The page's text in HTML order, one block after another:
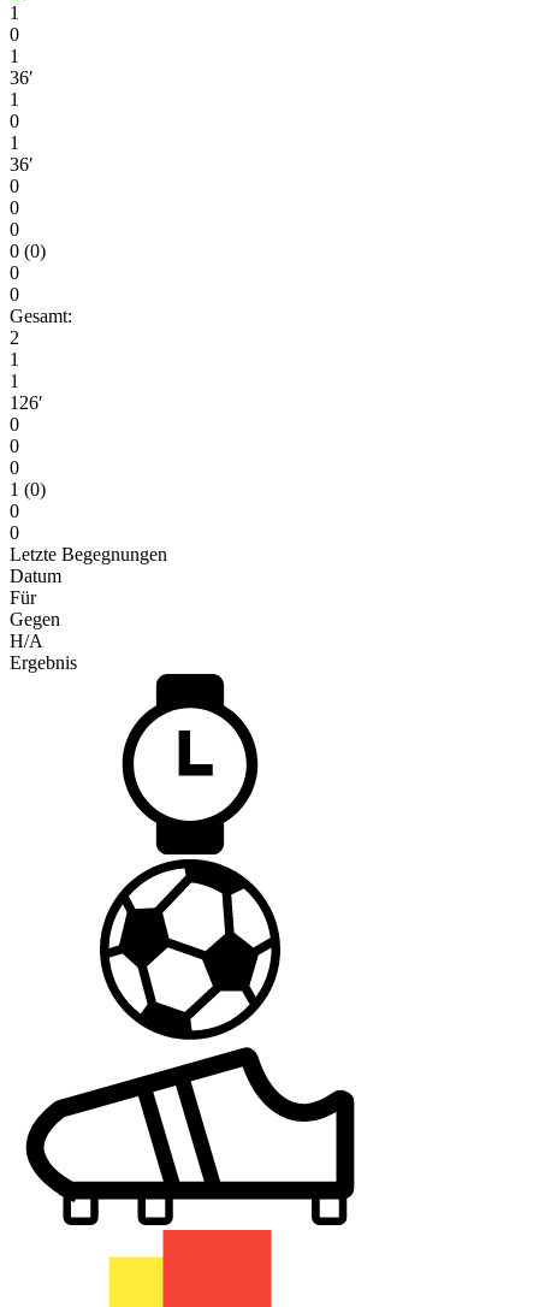
1
0
1
36′
1
0
1
36′
0
0
0
0 (0)
0
0
Gesamt:
2
1
1
126′
0
0
0
1 (0)
0
0
Letzte Begegnungen
Datum
Für
Gegen
H/A
Ergebnis